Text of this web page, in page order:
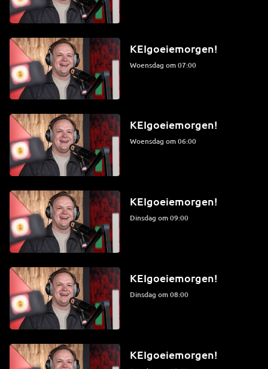
KEIgoeiemorgen!
woensdag om 07:00
KEIgoeiemorgen!
woensdag om 06:00
KEIgoeiemorgen!
dinsdag om 09:00
KEIgoeiemorgen!
dinsdag om 08:00
KEIgoeiemorgen!